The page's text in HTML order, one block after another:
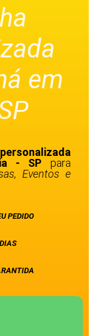
em
- SP para
Eventos e
PEDIDO